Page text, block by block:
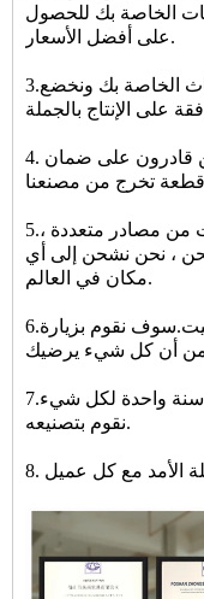
الخاصة بك للحصول
على أفضل الأسعار.
3.سوف ننتج قطعًا نموذجية لتصميمات الأثاث الخاصة بك ونخضع
4. مع سيطرتنا على التصنيع والجودة ، نحن قادرون على ضمان
5.لتوفير المتاعب في معالجة المنتجات من مصادر متعددة ،
، نحن نشحن إلى أي
مكان في العالم.
6.عملنا لا يتوقف بعد التسليم والتثبيت.سوف نقوم بزيارة
7.نعتقد أن جودة منتجاتنا ، ضمان لمدة سنة واحدة لكل شيء
نقوم بتصنيعه.